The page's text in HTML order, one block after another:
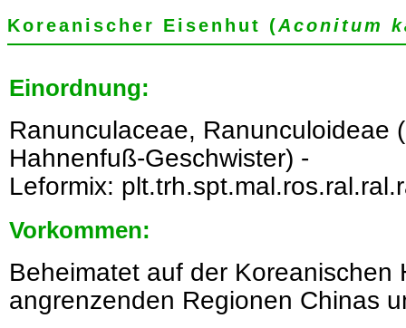
Koreanischer Eisenhut (Aconitum
Einordnung:
Ranunculaceae, Ranunculoideae
Hahnenfuß-Geschwister) -
Leformix:
Vorkommen:
Beheimatet auf der Koreanischen
angrenzenden Regionen Chinas